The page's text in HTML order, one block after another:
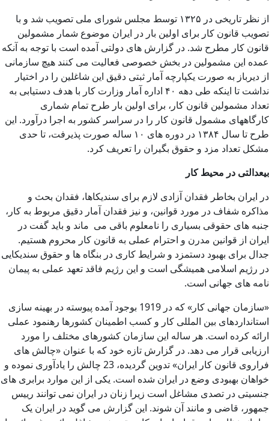
از نظر تاریخی در ۱۳۲۵ توسط مجلس شورای ملی تصویب شد و با
تصویب قانون کار برای اولین بار در ایران موضوع شمار مشمولین
قانون کار مطرح شد. در گزارش های دولتی آمده است با توجه به آنکه
عمده این مشمولین در بخش خصوصی فعالیت می کنند هیچ سازمانی
از دیرباز به صورت یکپارچه آمار ثبتی دقیق این شاغلین را در اختیار
نداشت تا اینکه طی دهه ۴۰ اداره آمار وزارت کار با هدف دستیابی به
تعداد مشمولین قانون کار، برای اولین بار طرح تمام شماری
کارگاههای مشمول قانون کار را در سراسر کشور به اجرا درآورد. این
طرح تا سال ۱۳۸۴ در دوره های ۱۰ ساله صورت پذیرفت، تا حدی
مشکل تعداد مزد و حقوق بگیران را تعریف کرد.
بیعدالتی در محیط کار
در ایران بخاطر فقدان آزادی لازم برای سندیکاها، فقدان بحث و
مذاکره شفاف در مورد قوانین، و نیز فقدان آمار دقیق مربوط به کار،
جنبه های حقوقی بسیاری را نامعلوم باقی می ماند و باید گفت در
ایران از قوانین مدرن و احترام عملی به قانون کار محروم هستیم.
جدال برای بهبود دستمزد و شرایط کاری در بنگاه ها و حقوق سندیکایی
در رژیم اسلامی همیشگی است و این رژیم فاقد تعهد عملی به پیمان
نامه های جهانی است.
«سازمان جهانی کار» که در 1919 بوجود آمده پیوسته در بهینه سازی
استانداردهای بین المللی کار و کسب اطمینان کشورها رهنمود عملی
ارائه کرده است. هر ساله این سازمان کشورهای مختلف را مورد
ارزیابی قرار می دهد. در گزارش تازه خود که با عنوان «چالش های
فراروی قانون کار ایران» تدوین گردیده، 23 چالش را یادآوری نموده و
خواهان بهبودی وضع در ایران شده است. یکی از این موارد برابری های
جنسیتی در تصدی مشاغل است زیرا زنان در ایران نمی توانند رییس
جمهور، قاضی و مانند آن شوند. این گزارش می گوید در ایران یک